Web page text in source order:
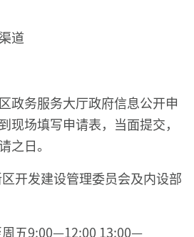
道
政务服务大厅政府信息公开申
现场填写申请表，当面提交，
之日。
开发建设管理委员会及内设部
周五9:00—12:00 13:00—